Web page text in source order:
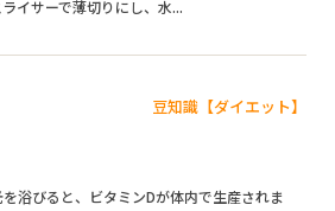
イサーで薄切りにし、水...
豆知識【ダイエット】
浴びると、ビタミンDが体内で生産されま